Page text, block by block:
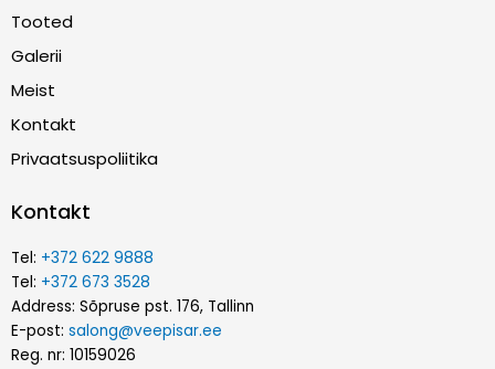
Tooted
Galerii
Meist
Kontakt
Privaatsuspoliitika
Kontakt
Tel: +372 622 9888
Tel: +372 673 3528
Address: Sõpruse pst. 176, Tallinn
E-post: salong@veepisar.ee
Reg. nr: 10159026